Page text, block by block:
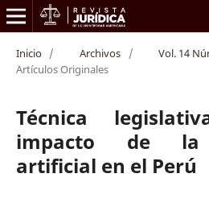
Inicio / Archivos / Vol. 14
Artículos Originales
Técnica
impacto de la
artificial en el Perú